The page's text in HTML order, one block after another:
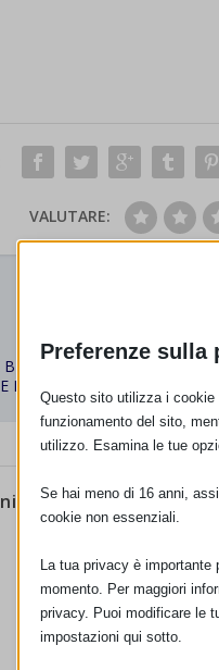
VALUTARE:
DI
SICUREZZA!”
Preferenze sulla
Questo sito utilizza i cookie
funzionamento del sito,
utilizzo. Esamina le tue
Se hai meno di 16 anni,
cookie non essenziali.
La tua privacy è importante
momento. Per maggiori
privacy. Puoi modificare le
impostazioni qui sotto.